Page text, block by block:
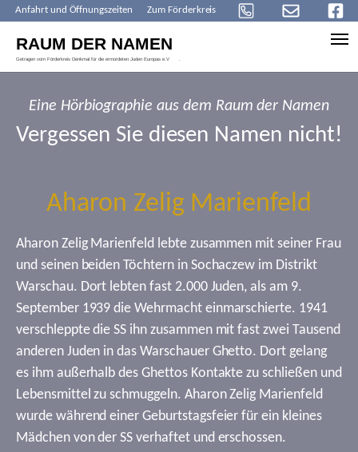
Anfahrt und Öffnungszeiten Zum Förderkreis
Eine Hörbiographie aus dem Raum der Namen
Vergessen Sie diesen Namen nicht!
Aharon Zelig Marienfeld
Aharon Zelig Marienfeld lebte zusammen mit seiner Frau
und seinen beiden Töchtern in Sochaczew im Distrikt
Warschau. Dort lebten fast 2.000 Juden, als am 9.
September 1939 die Wehrmacht einmarschierte. 1941
verschleppte die SS ihn zusammen mit fast zwei Tausend
anderen Juden in das Warschauer Ghetto. Dort gelang
es ihm außerhalb des Ghettos Kontakte zu schließen und
Lebensmittel zu schmuggeln. Aharon Zelig Marienfeld
wurde während einer Geburtstagsfeier für ein kleines
Mädchen von der SS verhaftet und erschossen.